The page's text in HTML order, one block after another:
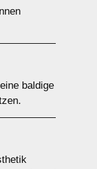
baldige